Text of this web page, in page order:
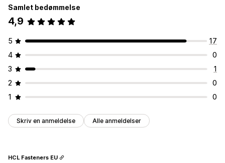
Samlet bedømmelse
4,9
5
17
4
0
3
1
2
0
1
0
Skriv en anmeldelse Alle anmeldelser
HCL Fasteners EU